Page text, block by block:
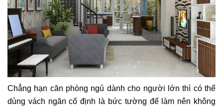
Chẳng hạn căn phòng ngủ dành cho người lớn thì có thể
dùng vách ngăn cố định là bức tường để làm nên không